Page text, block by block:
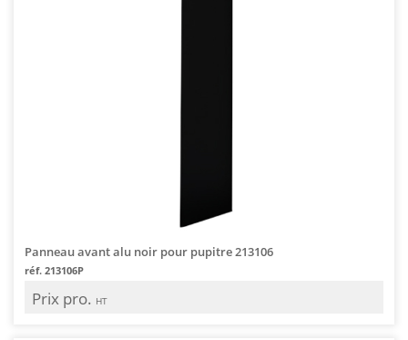
Panneau avant alu noir pour pupitre 213106
réf. 213106P
Prix pro. HT